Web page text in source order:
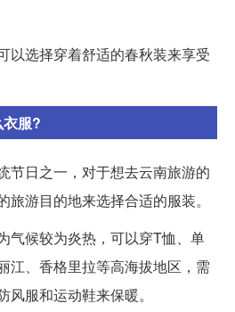
以选择穿着舒适的春秋装来享受
服?
节日之一，对于想去云南旅游的
旅游目的地来选择合适的服装。
气候较为炎热，可以穿T恤、单
江、香格里拉等高海拔地区，需
服和运动鞋来保暖。